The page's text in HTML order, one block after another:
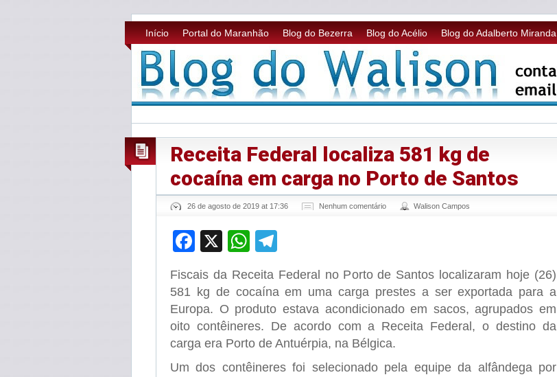
Início Portal do Maranhão Blog do Bezerra Blog do Acélio Blog do Adalberto Miranda
Receita Federal localiza 581 kg de
cocaína em carga no Porto de Santos
26 de agosto de 2019 at 17:36 Nenhum comentário Walison Campos
Facebook
X WhatsApp
Fiscais da Receita Federal no Porto de Santos localizaram hoje (26)
581 kg de cocaína em uma carga prestes a ser exportada para a
Europa. O produto estava acondicionado em sacos, agrupados em
oito contêineres. De acordo com a Receita Federal, o destino da
carga era Porto de Antuérpia, na Bélgica.
Um dos contêineres foi selecionado pela equipe da alfândega por